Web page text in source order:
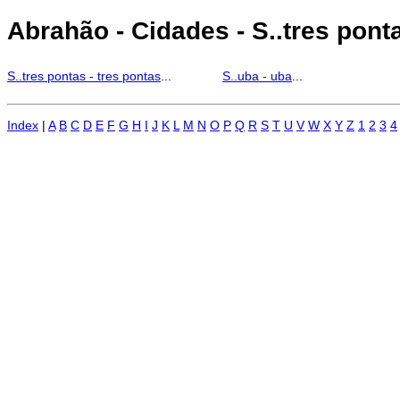
Abrahão - Cidades - S..tres
S..tres pontas - tres pontas S..uba - uba
Index | A B C D E F G H I J K L M N O P Q R S T U V W X Y Z 1 2 3 4